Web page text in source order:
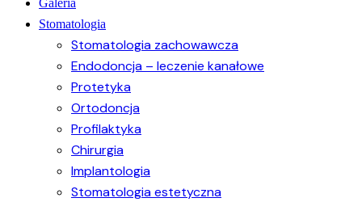
Galeria
Stomatologia
Stomatologia zachowawcza
Endodoncja – leczenie kanałowe
Protetyka
Ortodoncja
Profilaktyka
Chirurgia
Implantologia
Stomatologia estetyczna